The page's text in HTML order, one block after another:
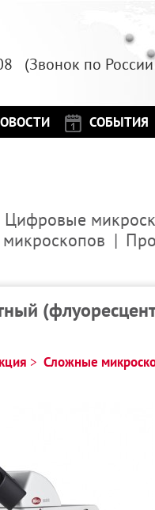
08 (Звонок по
СОБЫТИЯ
Цифровые
Сложные